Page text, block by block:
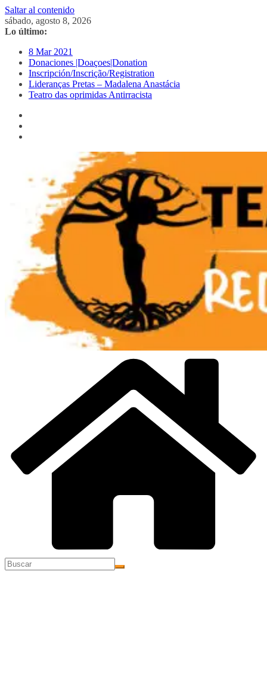
Saltar al contenido
sábado, agosto 8, 2026
Lo último:
8 Mar 2021
Donaciones |Doaçoes|Donation
Inscripción/Inscrição/Registration
Lideranças Pretas – Madalena Anastácia
Teatro das oprimidas Antirracista